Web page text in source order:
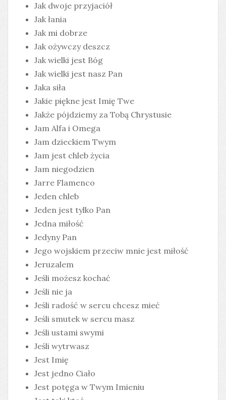
Jak dwoje przyjaciół
Jak łania
Jak mi dobrze
Jak ożywczy deszcz
Jak wielki jest Bóg
Jak wielki jest nasz Pan
Jaka siła
Jakie piękne jest Imię Twe
Jakże pójdziemy za Tobą Chrystusie
Jam Alfa i Omega
Jam dzieckiem Twym
Jam jest chleb życia
Jam niegodzien
Jarre Flamenco
Jeden chleb
Jeden jest tylko Pan
Jedna miłość
Jedyny Pan
Jego wojskiem przeciw mnie jest miłość
Jeruzalem
Jeśli możesz kochać
Jeśli nie ja
Jeśli radość w sercu chcesz mieć
Jeśli smutek w sercu masz
Jeśli ustami swymi
Jeśli wytrwasz
Jest Imię
Jest jedno Ciało
Jest potęga w Twym Imieniu